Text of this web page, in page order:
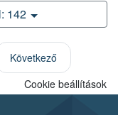
142
Következő
Cookie beállítások